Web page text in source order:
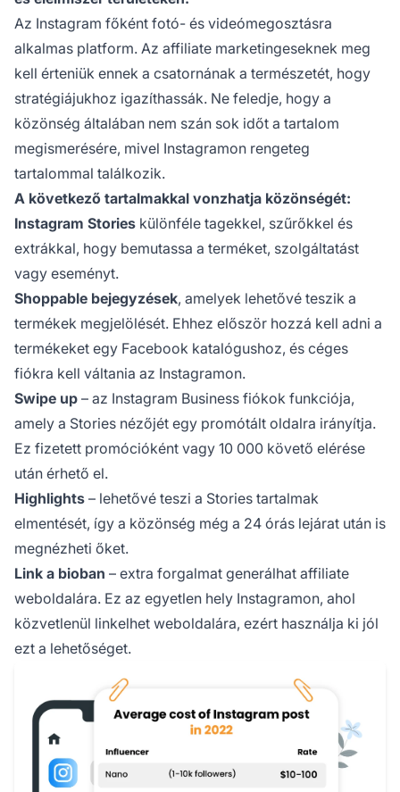
Az Instagram főként fotó- és videómegosztásra
alkalmas platform. Az affiliate marketingeseknek meg
kell érteniük ennek a csatornának a természetét, hogy
stratégiájukhoz igazíthassák. Ne feledje, hogy a
közönség általában nem szán sok időt a tartalom
megismerésére, mivel Instagramon rengeteg
tartalommal találkozik.
A következő tartalmakkal vonzhatja közönségét:
Instagram Stories különféle tagekkel, szűrőkkel és
extrákkal, hogy bemutassa a terméket, szolgáltatást
vagy eseményt.
Shoppable bejegyzések, amelyek lehetővé teszik a
termékek megjelölését. Ehhez először hozzá kell adni a
termékeket egy Facebook katalógushoz, és céges
fiókra kell váltania az Instagramon.
Swipe up – az Instagram Business fiókok funkciója,
amely a Stories nézőjét egy promótált oldalra irányítja.
Ez fizetett promócióként vagy 10 000 követő elérése
után érhető el.
Highlights – lehetővé teszi a Stories tartalmak
elmentését, így a közönség még a 24 órás lejárat után is
megnézheti őket.
Link a bioban – extra forgalmat generálhat affiliate
weboldalára. Ez az egyetlen hely Instagramon, ahol
közvetlenül linkelhet weboldalára, ezért használja ki jól
ezt a lehetőséget.